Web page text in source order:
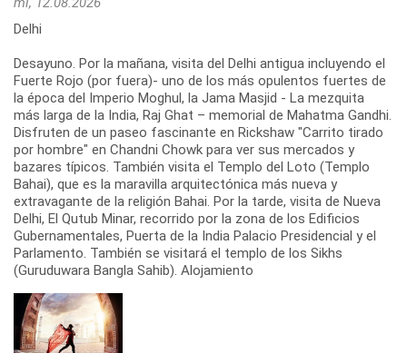
Delhi
Desayuno. Por la mañana, visita del Delhi antigua incluyendo el
Fuerte Rojo (por fuera)- uno de los más opulentos fuertes de
la época del Imperio Moghul, la Jama Masjid - La mezquita
más larga de la India, Raj Ghat – memorial de Mahatma Gandhi.
Disfruten de un paseo fascinante en Rickshaw "Carrito tirado
por hombre" en Chandni Chowk para ver sus mercados y
bazares típicos. También visita el Templo del Loto (Templo
Bahai), que es la maravilla arquitectónica más nueva y
extravagante de la religión Bahai. Por la tarde, visita de Nueva
Delhi, El Qutub Minar, recorrido por la zona de los Edificios
Gubernamentales, Puerta de la India Palacio Presidencial y el
Parlamento. También se visitará el templo de los Sikhs
(Guruduwara Bangla Sahib). Alojamiento